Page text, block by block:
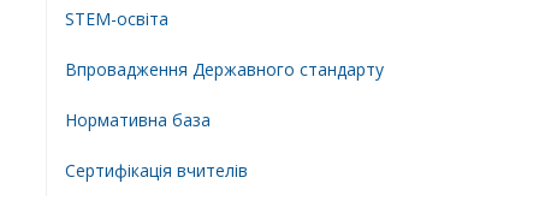
STEM-освіта
Впровадження Державного стандарту
Нормативна база
Сертифікація вчителів